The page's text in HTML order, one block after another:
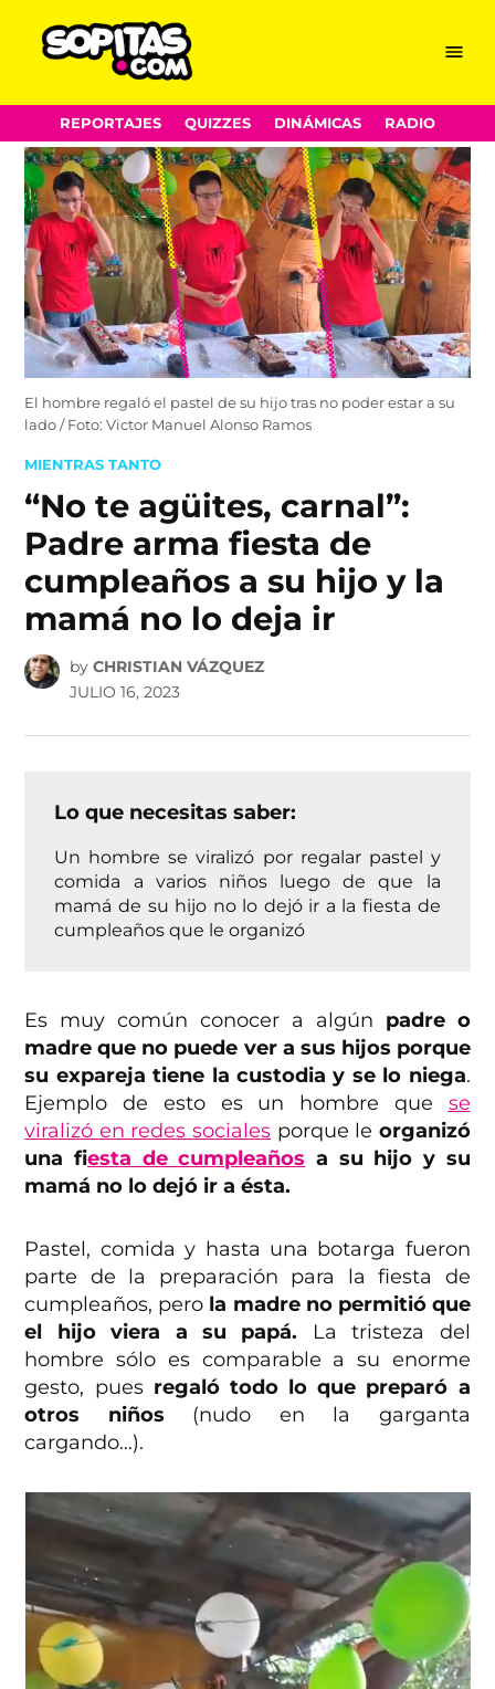
Skip
to
content
Menu
REPORTAJES QUIZZES DINÁMICAS RADIO
El hombre regaló el pastel de su hijo tras no poder estar a su
lado / Foto: Victor Manuel Alonso Ramos
POSTED
MIENTRAS TANTO
“No te agüites, carnal”:
Padre arma fiesta de
cumpleaños a su hijo y la
mamá no lo deja ir
by CHRISTIAN VÁZQUEZ
JULIO 16, 2023
Lo que necesitas saber:
Un hombre se viralizó por regalar pastel y
comida a varios niños luego de que la
mamá de su hijo no lo dejó ir a la fiesta de
cumpleaños que le organizó
Es muy común conocer a algún padre o
madre que no puede ver a sus hijos porque
su expareja tiene la custodia y se lo niega.
Ejemplo de esto es un hombre que se
viralizó en redes sociales porque le organizó
una fiesta de cumpleaños a su hijo y su
mamá no lo dejó ir a ésta.
Pastel, comida y hasta una botarga fueron
parte de la preparación para la fiesta de
cumpleaños, pero la madre no permitió que
el hijo viera a su papá. La tristeza del
hombre sólo es comparable a su enorme
gesto, pues regaló todo lo que preparó a
otros niños (nudo en la garganta
cargando…).